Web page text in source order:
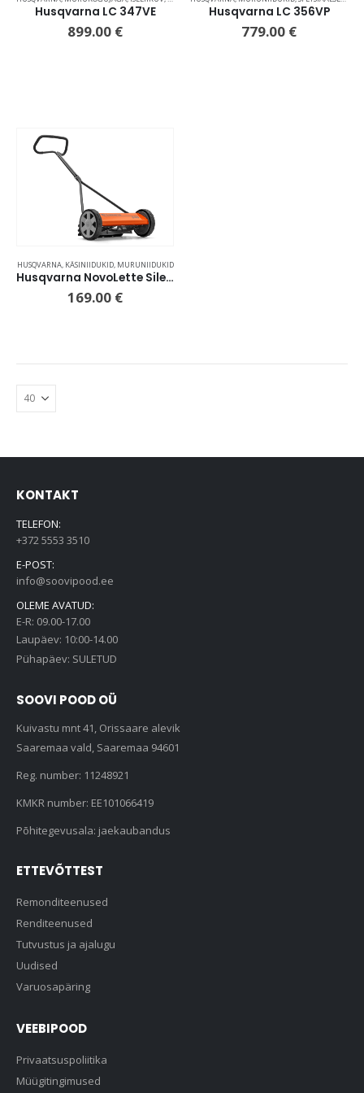
Husqvarna LC 347VE
899.00 €
Husqvarna LC 356VP
779.00 €
HUSQVARNA, KÄSINIIDUKID, MURUNIIDUKID
Husqvarna NovoLette Silent 540
169.00 €
KONTAKT
TELEFON:
+372 5553 3510
E-POST:
info@soovipood.ee
OLEME AVATUD:
E-R: 09.00-17.00
Laupäev: 10:00-14.00
Pühapäev: SULETUD
SOOVI POOD OÜ
Kuivastu mnt 41, Orissaare alevik
Saaremaa vald, Saaremaa 94601
Reg. number: 11248921
KMKR number: EE101066419
Põhitegevusala: jaekaubandus
ETTEVÕTTEST
Remonditeenused
Renditeenused
Tutvustus ja ajalugu
Uudised
Varuosapäring
VEEBIPOOD
Privaatsuspoliitika
Müügitingimused